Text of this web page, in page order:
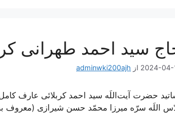
سید احمد طهرانی
2024-04- از adminwki200ajh
حضرت آیت‌اللَه سید احمد کربلائی عارف
اللَه سرّه ميرزا محمّد حسن شيرازى (معروف به